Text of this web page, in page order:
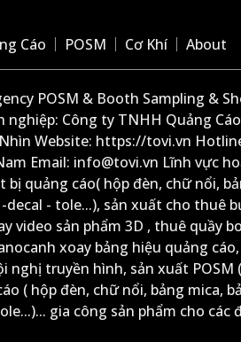
Cáo POSM Cơ Khí About
POSM & Booth Sampling &
Công ty TNHH Quảng
Website: https://tovi.vn
Email: info@tovi.vn Lĩnh vực
quảng cáo( hộp đèn, chữ nổi,
- tole...), sản xuất cho thuê
video sản phẩm 3D , thuê quầy
xoay bảng hiệu quảng
truyền hình, sản xuất POSM
( hộp đèn, chữ nổi, bảng mica,
gia công sản phẩm cho các